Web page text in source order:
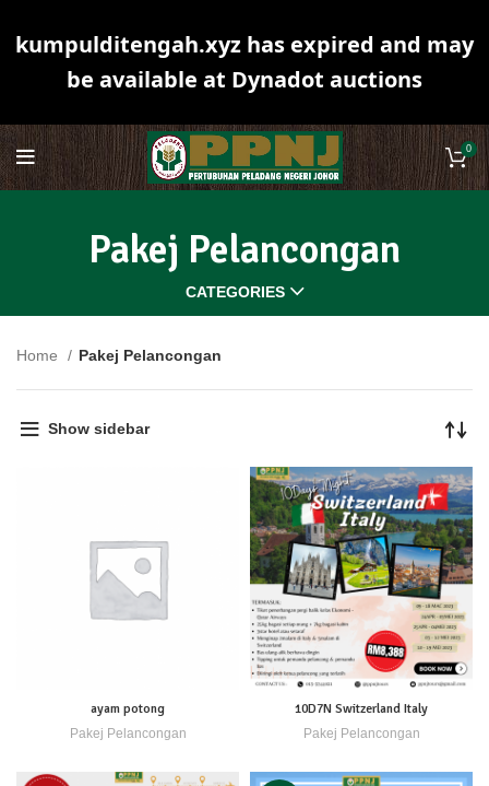
0
Pakej Pelancongan
CATEGORIES
Home Pakej Pelancongan
Show sidebar
ayam potong
Pakej Pelancongan
10D7N Switzerland Italy
Pakej Pelancongan
kumpulditengah.xyz has expired and may
be available at Dynadot auctions